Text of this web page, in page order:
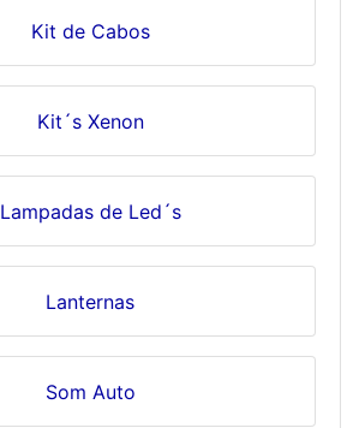
Kit de Cabos
Kit´s Xenon
Lampadas de Led´s
Lanternas
Som Auto